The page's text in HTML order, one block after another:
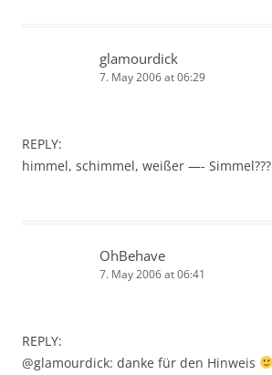
glamourdick
7. May 2006 at 06:29
REPLY:
himmel, schimmel, weißer —- Simmel???
OhBehave
7. May 2006 at 06:41
REPLY:
@glamourdick: danke für den Hinweis